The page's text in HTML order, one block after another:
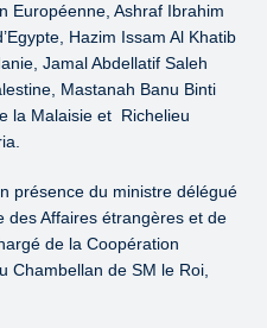
Européenne, Ashraf Ibrahim
Hazim Issam Al Khatib
Jamal Abdellatif Saleh
Mastanah Banu Binti
la Malaisie et Richelieu
présence du ministre délégué
des Affaires étrangères et de
de la Coopération
Chambellan de SM le Roi,